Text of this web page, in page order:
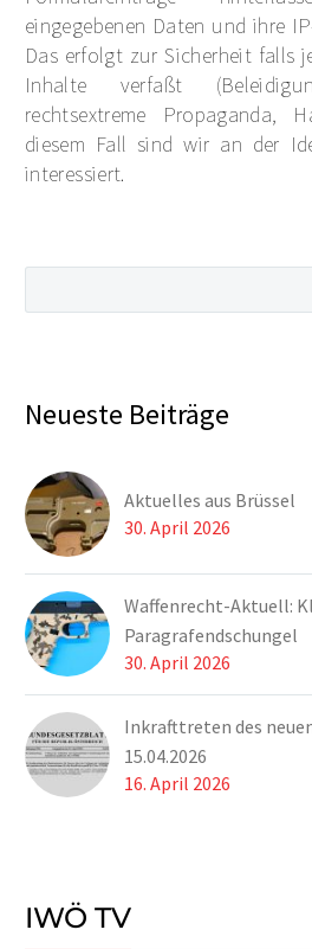
eingegebenen Daten und ihre
Das erfolgt zur Sicherheit falls
Inhalte verfaßt
rechtsextreme Propaganda,
diesem Fall sind wir an der
interessiert.
Neueste Beiträge
Aktuelles aus Brüssel
30. April 2026
Waffenrecht-Aktuell:
Paragrafendschungel
30. April 2026
Inkrafttreten des
15.04.2026
16. April 2026
IWÖ TV